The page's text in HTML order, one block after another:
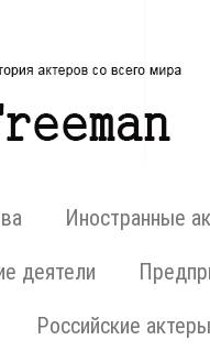
Иностранные
деятели
Российские актеры